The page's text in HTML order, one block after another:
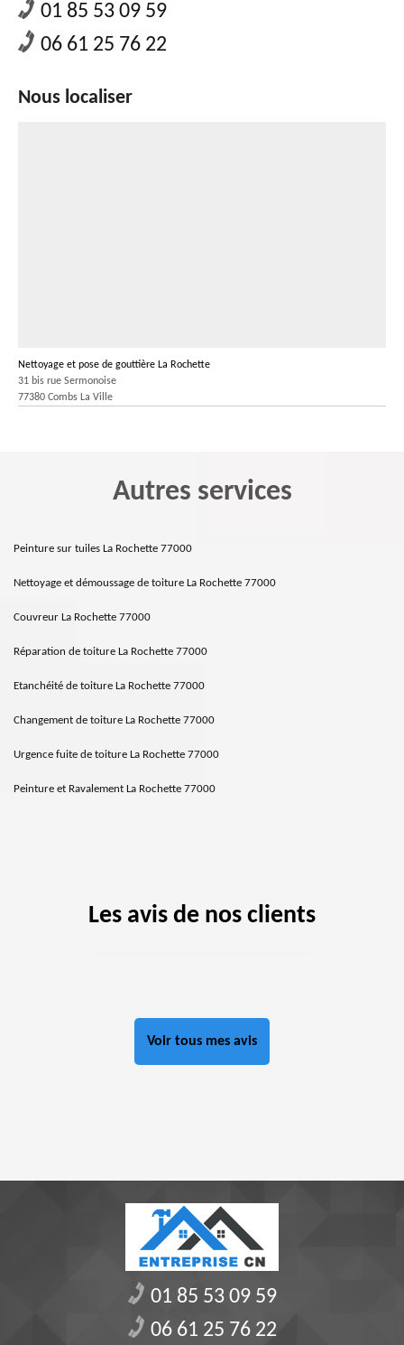
01 85 53 09 59
06 61 25 76 22
Nous localiser
Nettoyage et pose de gouttière La Rochette
31 bis rue Sermonoise
77380 Combs La Ville
Autres services
Peinture sur tuiles La Rochette 77000
Nettoyage et démoussage de toiture La Rochette 77000
Couvreur La Rochette 77000
Réparation de toiture La Rochette 77000
Etanchéité de toiture La Rochette 77000
Changement de toiture La Rochette 77000
Urgence fuite de toiture La Rochette 77000
Peinture et Ravalement La Rochette 77000
Les avis de nos clients
Voir tous mes avis
01 85 53 09 59
06 61 25 76 22